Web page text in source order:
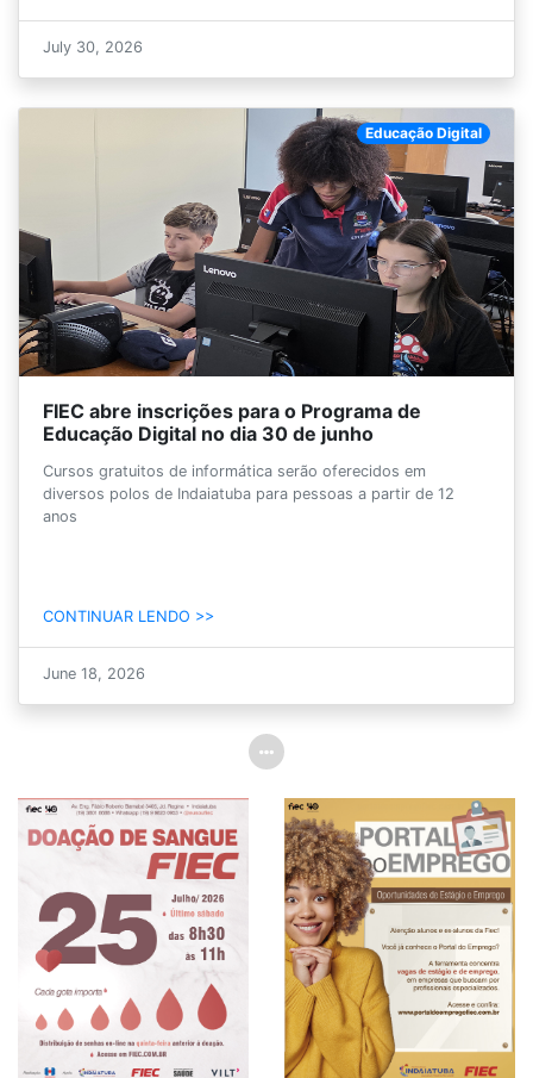
July 30, 2026
Educação Digital
FIEC abre inscrições para o Programa de
Educação Digital no dia 30 de junho
Cursos gratuitos de informática serão oferecidos em
diversos polos de Indaiatuba para pessoas a partir de 12
anos
CONTINUAR LENDO >>
June 18, 2026